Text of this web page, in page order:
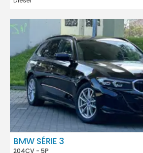
BMW SÉRIE 3
204CV - 5P